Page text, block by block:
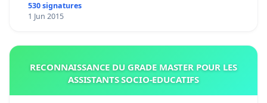
530 signatures
1 Jun 2015
RECONNAISSANCE DU GRADE MASTER POUR LES
ASSISTANTS SOCIO-EDUCATIFS